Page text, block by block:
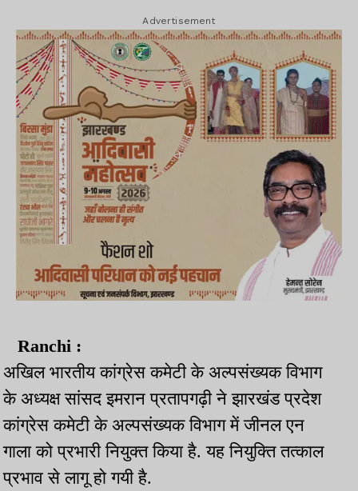
Advertisement
Ranchi :
अखिल भारतीय कांग्रेस कमेटी के अल्पसंख्यक विभाग
के अध्यक्ष सांसद इमरान प्रतापगढ़ी ने झारखंड प्रदेश
कांग्रेस कमेटी के अल्पसंख्यक विभाग में जीनल एन
गाला को प्रभारी नियुक्त किया है. यह नियुक्ति तत्काल
प्रभाव से लागू हो गयी है.